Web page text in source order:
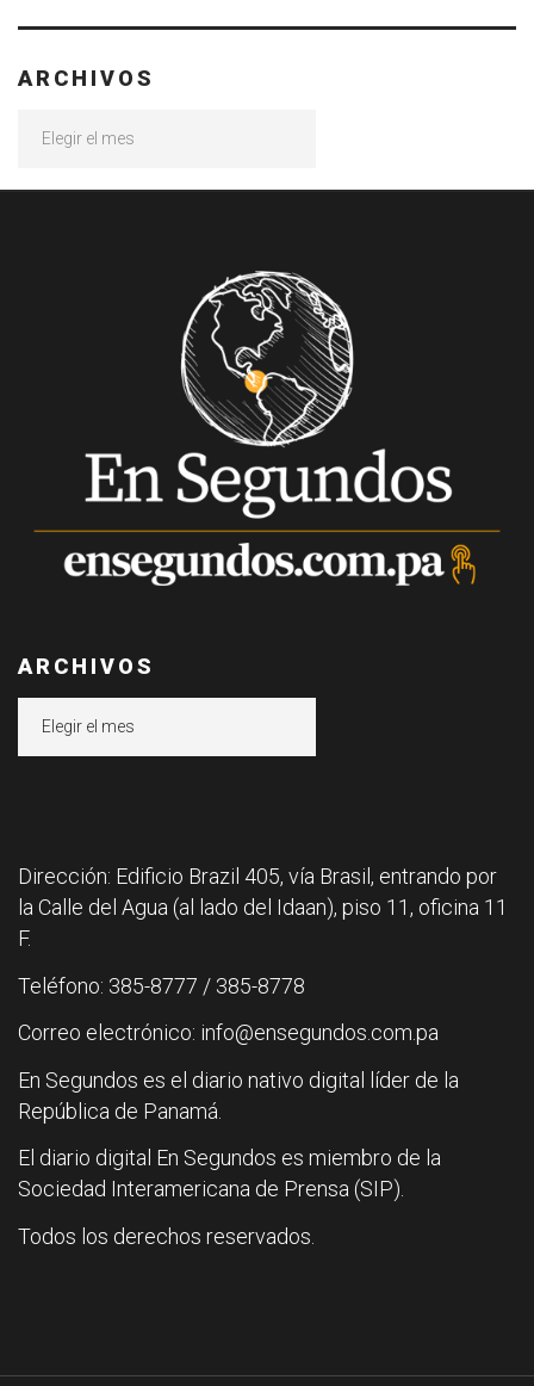
ARCHIVOS
ARCHIVOS
Dirección: Edificio Brazil 405, vía Brasil, entrando por
la Calle del Agua (al lado del Idaan), piso 11, oficina 11
F.
Teléfono: 385-8777 / 385-8778
Correo electrónico: info@ensegundos.com.pa
En Segundos es el diario nativo digital líder de la
República de Panamá.
El diario digital En Segundos es miembro de la
Sociedad Interamericana de Prensa (SIP).
Todos los derechos reservados.